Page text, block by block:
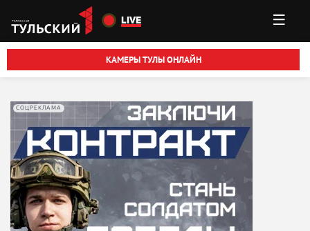
Перейти к основному содержанию
LIVE
КАМЕРЫ ТУЛЫ ОНЛАЙН
СОЦРЕКЛАМА